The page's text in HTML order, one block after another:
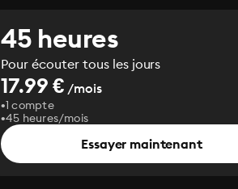
45 heures
Pour écouter tous les jours
17.99 € /mois
1 compte
45 heures/mois
Essayer maintenant